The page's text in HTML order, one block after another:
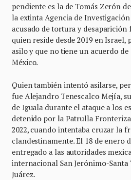
pendiente es la de Tomás Zerón
la extinta Agencia de
acusado de tortura y desaparición
quien reside desde 2019 en Israel,
asilo y que no tiene un acuerdo
México.
Quien también intentó asilarse,
fue Alejandro Tenescalco Mejía,
de Iguala durante el ataque a los
detenido por la Patrulla
2022, cuando intentaba cruzar la
clandestinamente. El 18 de enero
entregado a las autoridades
internacional San Jerónimo-Santa
Juárez.